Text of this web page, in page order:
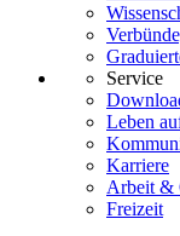
Service
Leben
Karriere
Arbeit &
Freizeit